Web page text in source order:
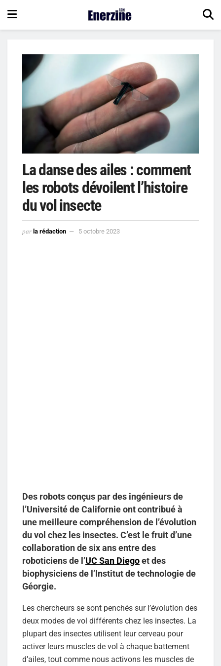
La danse des ailes : comment
les robots dévoilent l’histoire
du vol insecte
par la rédaction 5 octobre 2023
Des robots conçus par des ingénieurs de
l’Université de Californie ont contribué à
une meilleure compréhension de l’évolution
du vol chez les insectes. C’est le fruit d’une
collaboration de six ans entre des
roboticiens de l’UC San Diegoet des
biophysiciens de l’Institut de technologie de
Géorgie.
Les chercheurs se sont penchés sur l’évolution des
deux modes de vol différents chez les insectes. La
plupart des insectes utilisent leur cerveau pour
activer leurs muscles de vol à chaque battement
d’ailes, tout comme nous activons les muscles de